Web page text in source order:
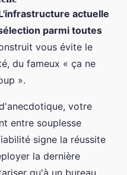
actuelle
parmi toutes
vous évite le
du fameux « ça ne
».
votre
entre souplesse
signe la réussite
la dernière